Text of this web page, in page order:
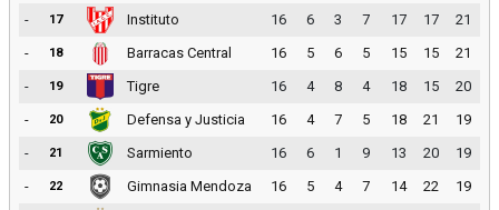
-
17 Instituto 16 6 3 7 17 17
21
-
18 Barracas Central 16 5 6 5 15 15
21
-
19 Tigre 16 4 8 4 18 15
20
-
20 Defensa y Justicia 16 4 7 5 18 21
19
-
21 Sarmiento 16 6 1 9 13 20
19
-
22 Gimnasia Mendoza 16 5 4 7 14 22
19